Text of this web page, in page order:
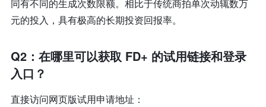
同有不同的生成次数限额。相比于传统商拍单次动辄数万
元的投入，具有极高的长期投资回报率。
Q2：在哪里可以获取 FD+ 的试用链接和登录
入口？
直接访问网页版试用申请地址：